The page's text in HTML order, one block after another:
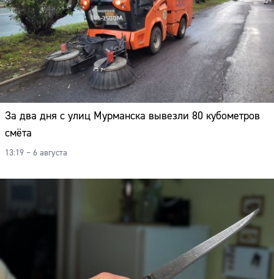
За два дня с улиц Мурманска вывезли 80 кубометров
смёта
13:19 – 6 августа